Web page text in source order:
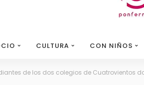
CULTURA CON NIÑOS
de los dos colegios de Cuatrovientos